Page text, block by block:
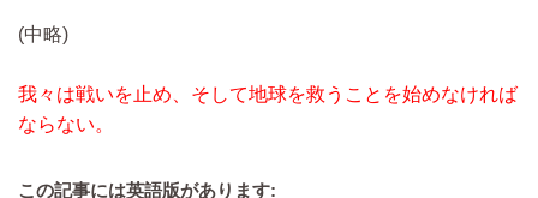
(中略)
我々は戦いを止め、そして地球を救うことを始めなければ
ならない。
この記事には英語版があります: